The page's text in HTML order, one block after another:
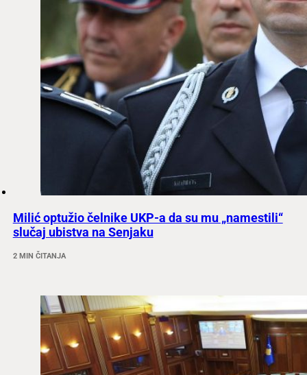
Milić optužio čelnike UKP-a da su mu „namestili“
slučaj ubistva na Senjaku
2 MIN ČITANJA